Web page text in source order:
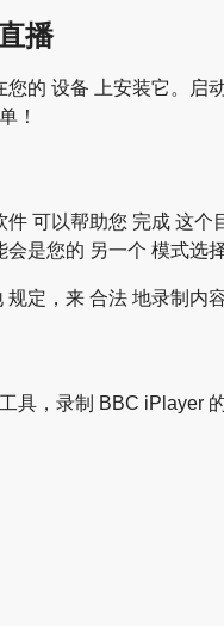
播
的 设备 上安装它。启
！
可以帮助您 完成 这
是您的 另一个 模式选择
定，来 合法 地录制内
具，录制 BBC iPlayer